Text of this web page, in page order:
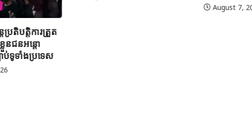
ព័ត៌មានអន្តរជាតិ